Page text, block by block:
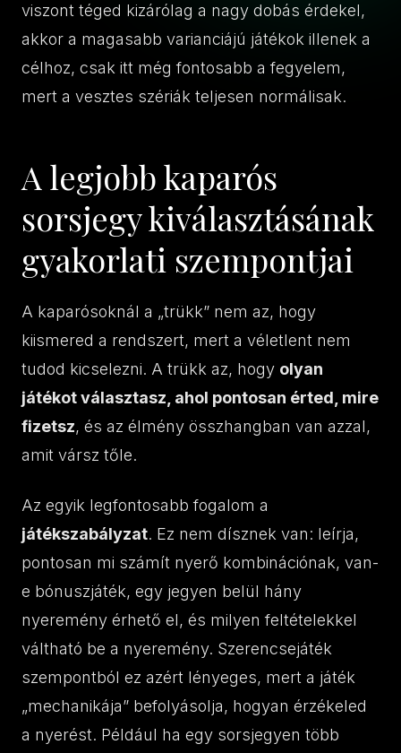
viszont téged kizárólag a nagy dobás érdekel,
akkor a magasabb varianciájú játékok illenek a
célhoz, csak itt még fontosabb a fegyelem,
mert a vesztes szériák teljesen normálisak.
A legjobb kaparós
sorsjegy kiválasztásának
gyakorlati szempontjai
A kaparósoknál a „trükk” nem az, hogy
kiismered a rendszert, mert a véletlent nem
tudod kicselezni. A trükk az, hogy olyan
játékot választasz, ahol pontosan érted, mire
fizetsz, és az élmény összhangban van azzal,
amit vársz tőle.
Az egyik legfontosabb fogalom a
játékszabályzat. Ez nem dísznek van: leírja,
pontosan mi számít nyerő kombinációnak, van-
e bónuszjáték, egy jegyen belül hány
nyeremény érhető el, és milyen feltételekkel
váltható be a nyeremény. Szerencsejáték
szempontból ez azért lényeges, mert a játék
„mechanikája” befolyásolja, hogyan érzékeled
a nyerést. Például ha egy sorsjegyen több